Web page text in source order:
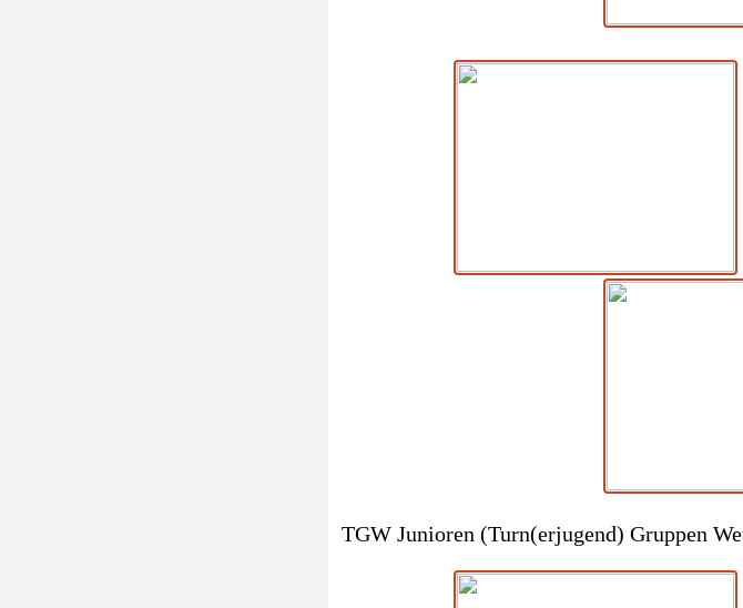
TGW Junioren (Turn(erjugend) Gruppen